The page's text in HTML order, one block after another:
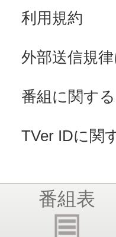
利用規約
外部送信規
番組に関す
TVer IDに関
番組表